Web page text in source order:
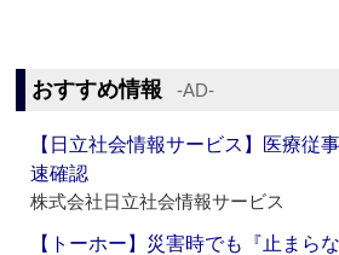
おすすめ情報 ‐AD‐
【日立社会情報サービス】医療従
速確認
株式会社日立社会情報サービス
【トーホー】災害時でも『止まら